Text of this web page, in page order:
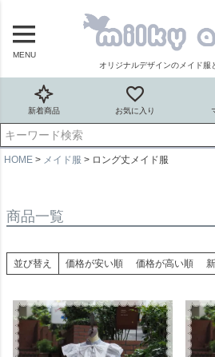
MENU
オリジナルデザインのメイド服
新着商品 お気に入り
HOME メイド服 ロング丈メイド服
商品一覧
並び替え 価格が安い順 価格が高い順